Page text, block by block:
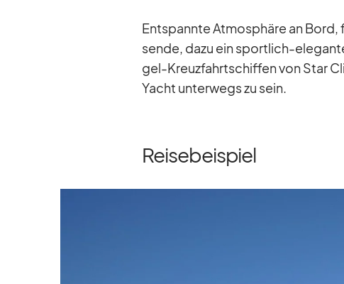
Ent­spannte At­mo­sphäre an Bord,
sende, dazu ein sport­lich-
gel-Kreuz­fahrt­schif­fen von Star
Yacht un­ter­wegs zu sein.
Reisebeispiel